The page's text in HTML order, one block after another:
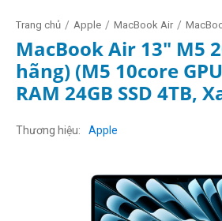
Trang chủ / Apple / MacBook Air /
MacBook Air 13" M5
hãng) (M5 10core
RAM 24GB SSD 4TB,
Thương hiệu Apple